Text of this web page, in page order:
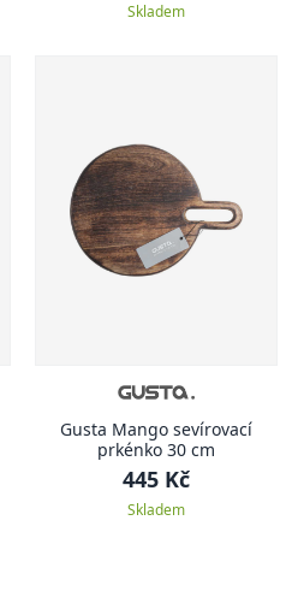
Skladem
Gusta Mango sevírovací
prkénko 30 cm
445 Kč
Skladem